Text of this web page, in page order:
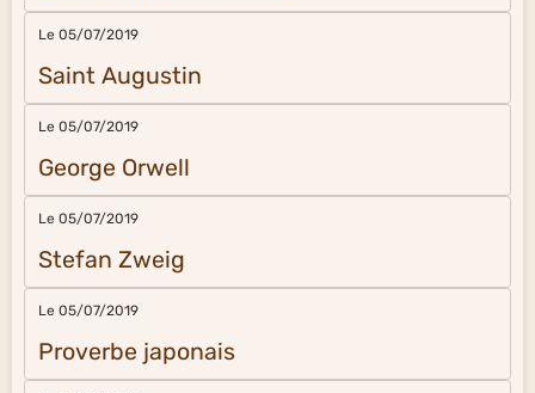
Le 05/07/2019
Saint Augustin
Le 05/07/2019
George Orwell
Le 05/07/2019
Stefan Zweig
Le 05/07/2019
Proverbe japonais